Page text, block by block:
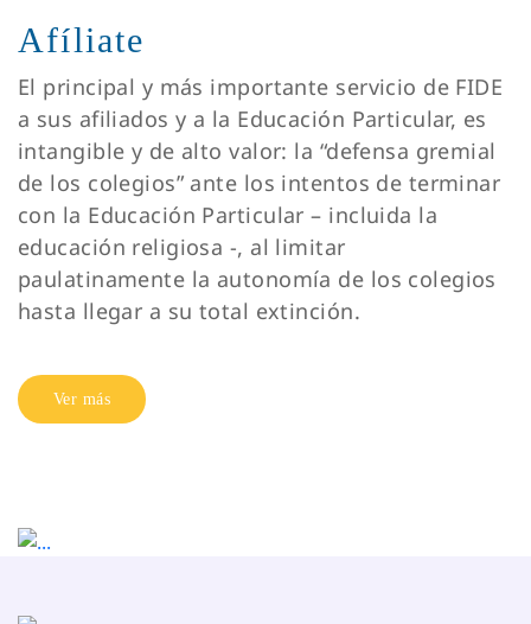
Afíliate
El principal y más importante servicio de FIDE
a sus afiliados y a la Educación Particular, es
intangible y de alto valor: la “defensa gremial
de los colegios” ante los intentos de terminar
con la Educación Particular – incluida la
educación religiosa -, al limitar
paulatinamente la autonomía de los colegios
hasta llegar a su total extinción.
Ver más